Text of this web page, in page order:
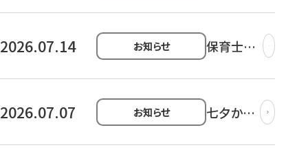
ンパス開
らせ！
2026.07.14 お知らせ
保育士に
る学生さ
育の仕事
を実際に
2026.07.07 お知らせ
七夕かき
ィを行い